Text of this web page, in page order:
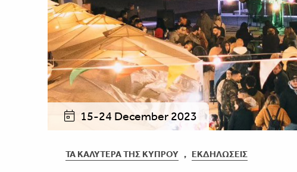
15-24 December 2023
ΤΑ ΚΑΛΎΤΕΡΑ ΤΗΣ ΚΎΠΡΟΥ , ΕΚΔΗΛΏΣΕΙΣ